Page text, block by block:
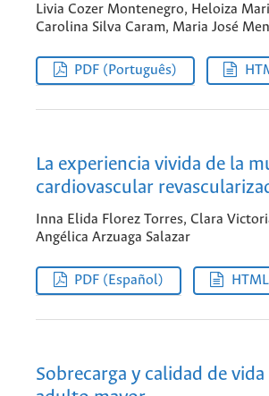
Livia Cozer Montenegro, Heloiza
Carolina Silva Caram, Maria José
PDF (Português)
La experiencia vivida de la
cardiovascular
Inna Elida Florez Torres, Clara
Angélica Arzuaga Salazar
PDF (Español)
Sobrecarga y calidad de